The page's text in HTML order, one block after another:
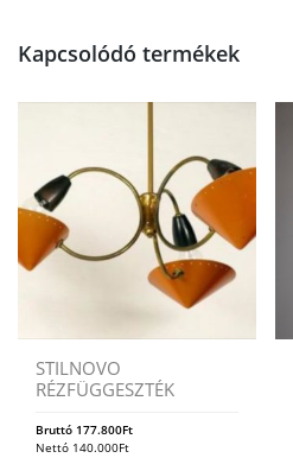
Kapcsolódó termékek
STILNOVO
RÉZFÜGGESZTÉK
Bruttó 177.800Ft
Nettó 140.000Ft